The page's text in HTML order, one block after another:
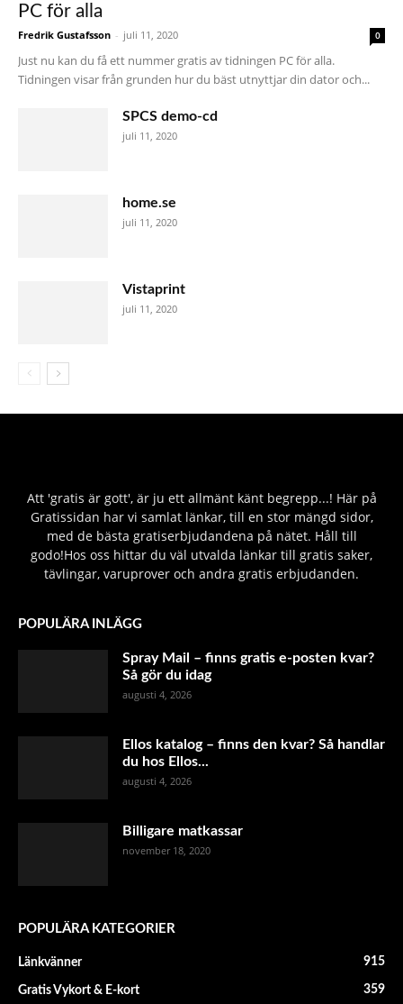
PC för alla
Fredrik Gustafsson - juli 11, 2020 0
Just nu kan du få ett nummer gratis av tidningen PC för alla.
Tidningen visar från grunden hur du bäst utnyttjar din dator och...
SPCS demo-cd
juli 11, 2020
home.se
juli 11, 2020
Vistaprint
juli 11, 2020
Att 'gratis är gott', är ju ett allmänt känt begrepp...! Här på
Gratissidan har vi samlat länkar, till en stor mängd sidor,
med de bästa gratiserbjudandena på nätet. Håll till
godo!Hos oss hittar du väl utvalda länkar till gratis saker,
tävlingar, varuprover och andra gratis erbjudanden.
POPULÄRA INLÄGG
Spray Mail – finns gratis e-posten kvar?
Så gör du idag
augusti 4, 2026
Ellos katalog – finns den kvar? Så handlar
du hos Ellos...
augusti 4, 2026
Billigare matkassar
november 18, 2020
POPULÄRA KATEGORIER
Länkvänner 915
Gratis Vykort & E-kort 359